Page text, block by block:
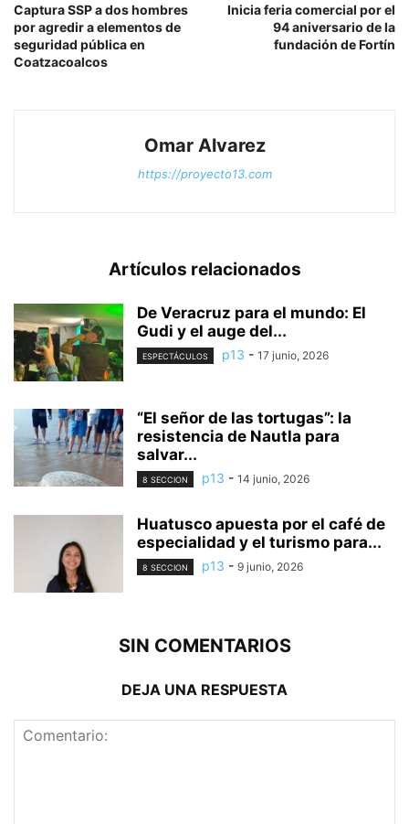
Captura SSP a dos hombres
por agredir a elementos de
seguridad pública en
Coatzacoalcos
Inicia feria comercial por el
94 aniversario de la
fundación de Fortín
Omar Alvarez
https://proyecto13.com
Artículos relacionados
De Veracruz para el mundo: El
Gudi y el auge del...
ESPECTÁCULOS p13 - 17 junio, 2026
“El señor de las tortugas”: la
resistencia de Nautla para
salvar...
8 SECCION p13 - 14 junio, 2026
Huatusco apuesta por el café de
especialidad y el turismo para...
8 SECCION p13 - 9 junio, 2026
SIN COMENTARIOS
DEJA UNA RESPUESTA